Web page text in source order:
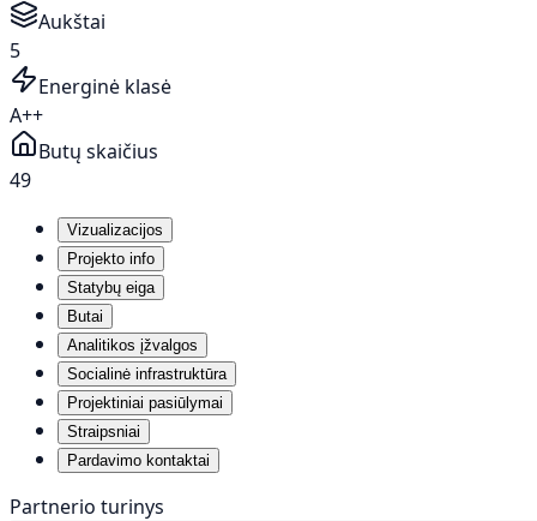
Aukštai
5
Energinė klasė
A++
Butų skaičius
49
Vizualizacijos
Projekto info
Statybų eiga
Butai
Analitikos įžvalgos
Socialinė infrastruktūra
Projektiniai pasiūlymai
Straipsniai
Pardavimo kontaktai
Partnerio turinys